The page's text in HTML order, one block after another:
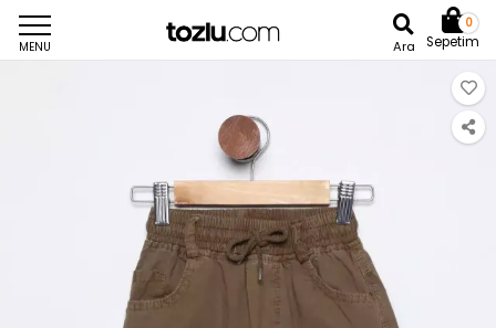
MENU Ara
0
Sepetim